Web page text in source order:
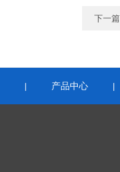
下一
| 产品中心